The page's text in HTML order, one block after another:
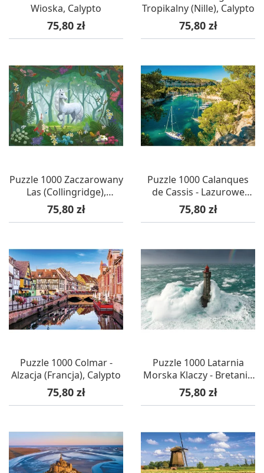
Wioska, Calypto
Cena
75,80 zł
Tropikalny (Nille), Calypto
Cena
75,80 zł
Puzzle 1000 Zaczarowany
Las (Collingridge),
Calypto
Cena
75,80 zł
Puzzle 1000 Calanques
de Cassis - Lazurowe
Wybrzeże (Francja),
Calypto
Cena
75,80 zł
Puzzle 1000 Colmar -
Alzacja (Francja), Calypto
Cena
75,80 zł
Puzzle 1000 Latarnia
Morska Klaczy - Bretania
(Francja), Calypto
Cena
75,80 zł